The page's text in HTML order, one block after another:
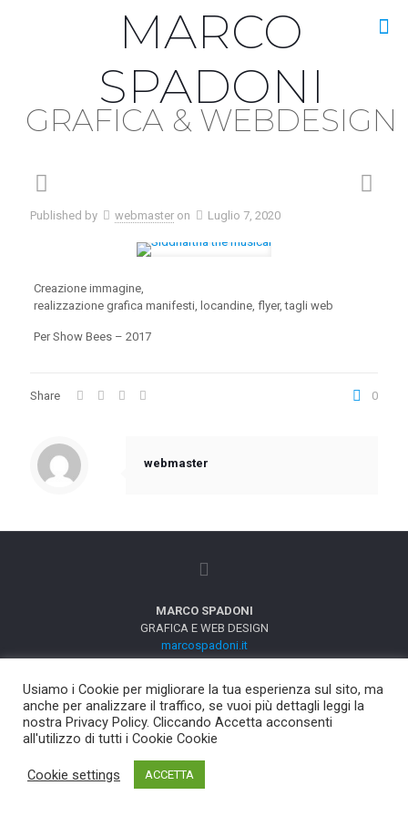
MARCO
SPADONI
Published by webmaster on Luglio 7, 2020
Creazione immagine,
realizzazione grafica manifesti, locandine, flyer, tagli web
Per Show Bees – 2017
Share 0
webmaster
MARCO SPADONI
GRAFICA E WEB DESIGN
marcospadoni.it
Usiamo i Cookie per migliorare la tua esperienza sul sito, ma
anche per analizzare il traffico, se vuoi più dettagli leggi la
nostra Privacy Policy. Cliccando Accetta acconsenti
all'utilizzo di tutti i Cookie Cookie
Cookie settings ACCETTA